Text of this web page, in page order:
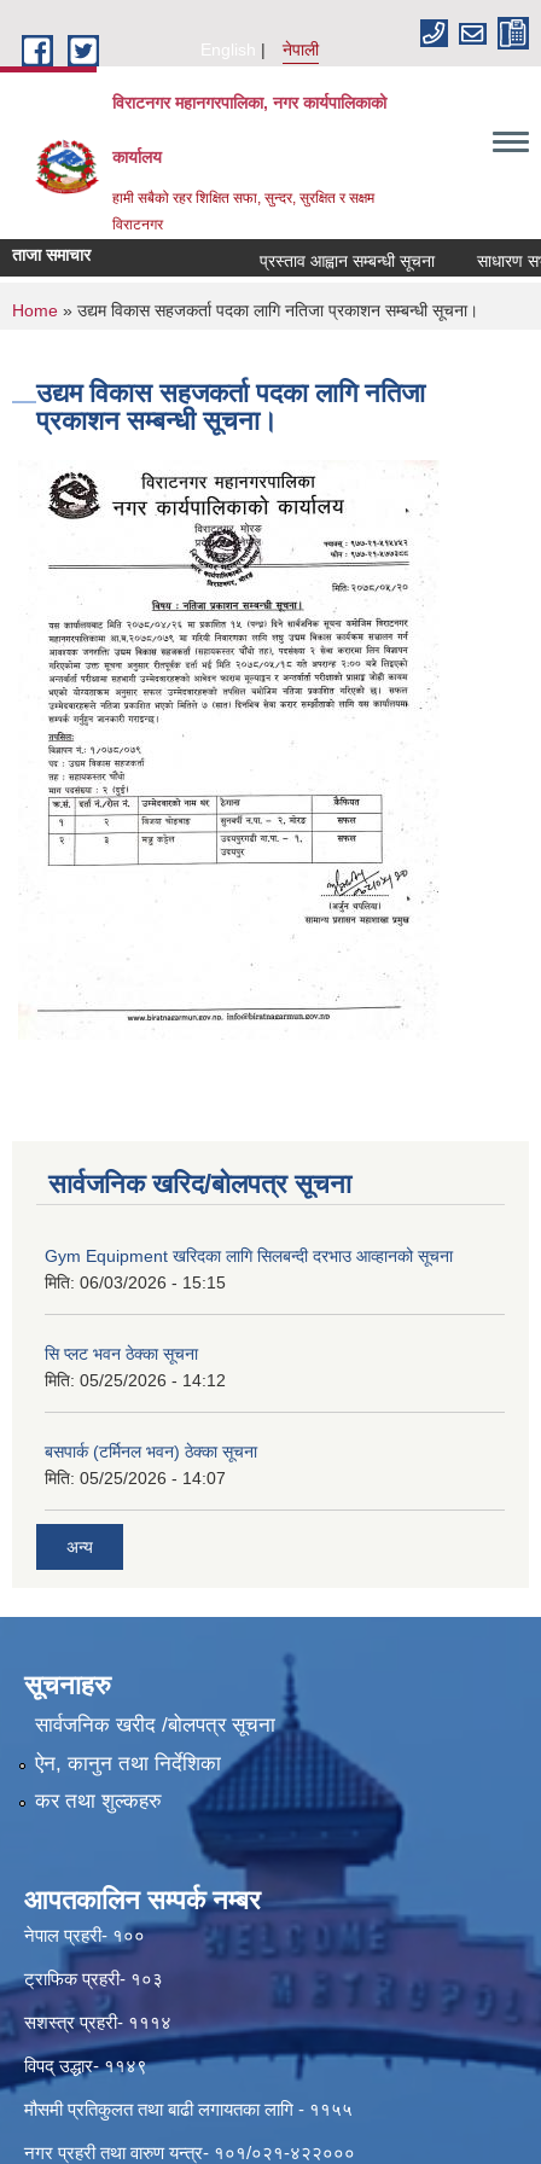
English
नेपाली
विराटनगर महानगरपालिका, नगर कार्यपालिकाको
कार्यालय
हामी सबैको रहर शिक्षित सफा, सुन्दर, सुरक्षित र सक्षम
विराटनगर
ताजा समाचार प्रस्ताव आह्वान सम्बन्धी सूचना साधारण
You are here
Home » उद्यम विकास सहजकर्ता पदका लागि नतिजा प्रकाशन सम्बन्धी सूचना।
उद्यम विकास सहजकर्ता पदका लागि नतिजा
प्रकाशन सम्बन्धी सूचना।
सार्वजनिक खरिद/बोलपत्र सूचना
Gym Equipment खरिदका लागि सिलबन्दी दरभाउ आव्हानको सूचना
मिति: 06/03/2026 - 15:15
सि प्लट भवन ठेक्का सूचना
मिति: 05/25/2026 - 14:12
बसपार्क (टर्मिनल भवन) ठेक्का सूचना
मिति: 05/25/2026 - 14:07
अन्य
सूचनाहरु
सार्वजनिक खरीद /बोलपत्र सूचना
ऐन, कानुन तथा निर्देशिका
कर तथा शुल्कहरु
आपतकालिन सम्पर्क नम्बर
नेपाल प्रहरी- १००
ट्राफिक प्रहरी- १०३
सशस्त्र प्रहरी- १११४
विपद् उद्धार- ११४९
मौसमी प्रतिकुलत तथा बाढी लगायतका लागि - ११५५
नगर प्रहरी तथा वारुण यन्त्र- १०१/०२१-४२२०००